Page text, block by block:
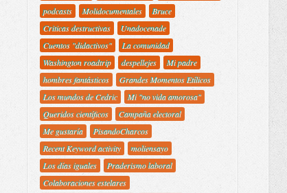
podcasts
Molidocumentales
Bruce
Criticas destructivas
Unadocenade
Cuentos "didactivos"
La comunidad
Washington roadtrip
despellejes
Mi padre
hombres fantásticos
Grandes Momentos Etílicos
Los mundos de Cedric
Mi "no vida amorosa"
Queridos científicos
Campaña electoral
Me gustaría
PisandoCharcos
Recent Keyword activity
moliensayo
Los días iguales
Praderismo laboral
Colaboraciones estelares